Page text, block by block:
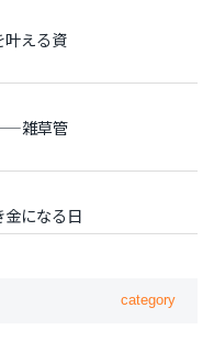
叶える資
雑草管
になる日
category